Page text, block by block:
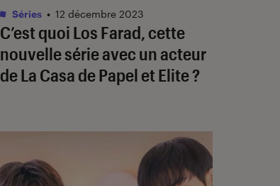
C’est quoi Los Farad, cette
nouvelle série avec un acteur
deLa Casa de Papel et Elite?
Séries • 12 décembre 2023